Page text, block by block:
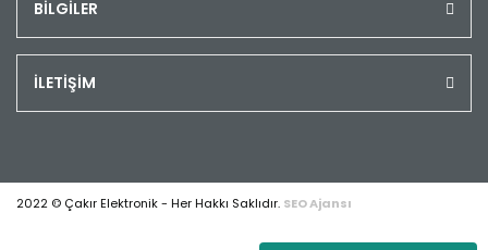
BİLGİLER
İLETİŞİM
2022 © Çakır Elektronik - Her Hakkı Saklıdır. SEO Ajansı